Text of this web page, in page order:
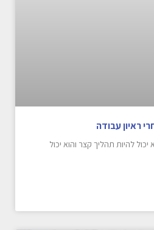
ראיון עבודה
להיות תהליך קצר והוא יכול